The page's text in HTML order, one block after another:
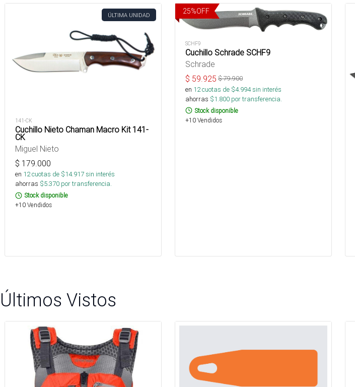
ÚLTIMA UNIDAD
141-CK
Cuchillo Nieto Chaman Macro Kit 141-
CK
Miguel Nieto
$ 179.000
en 12cuotas de $14.917sin interés
ahorras $5.370 por transferencia.
Stock disponible
+10 Vendidos
25%OFF
SCHF9
Cuchillo Schrade SCHF9
Schrade
$ 59.925 $79.900
en 12cuotas de $4.994sin interés
ahorras $1.800 por transferencia.
Stock disponible
+10 Vendidos
Últimos Vistos